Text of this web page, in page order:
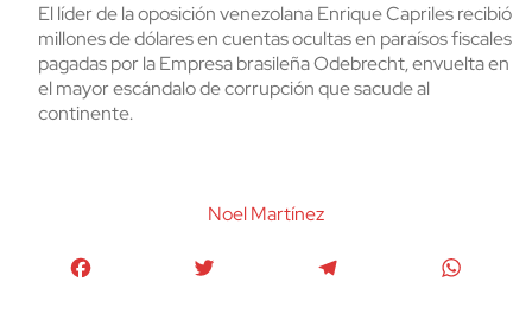
El líder de la oposición venezolana Enrique Capriles recibió
millones de dólares en cuentas ocultas en paraísos fiscales
pagadas por la Empresa brasileña Odebrecht, envuelta en
el mayor escándalo de corrupción que sacude al
continente.
Noel Martínez